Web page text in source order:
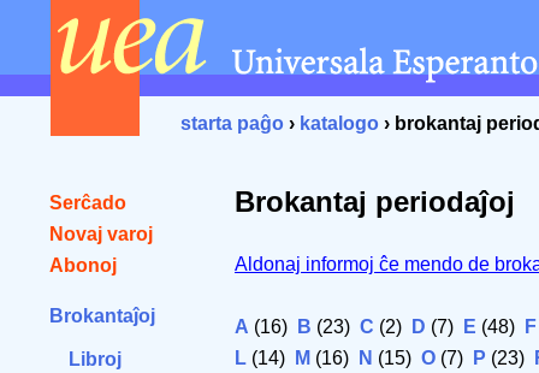
starta paĝo › katalogo › brokantaj
Serĉado
Novaj varoj
Abonoj
Brokantaĵoj
Libroj
Brokantaj periodaĵoj
Aldonaj informoj ĉe mendo de
A (16) B (23) C (2) D (7) E (48) F
L (14) M (16) N (15) O (7) P (23)